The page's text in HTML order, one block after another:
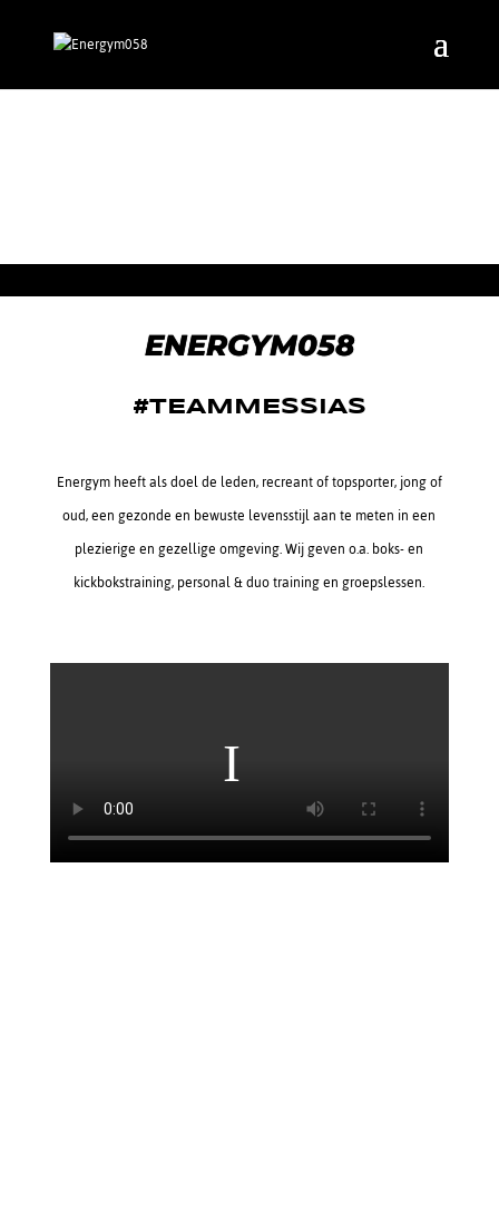
ENERGYM058
#TEAMMESSIAS
Energym heeft als doel de leden, recreant of topsporter, jong of
oud, een gezonde en bewuste levensstijl aan te meten in een
plezierige en gezellige omgeving.Wij geven o.a. boks- en
kickbokstraining, personal & duo training en groepslessen.